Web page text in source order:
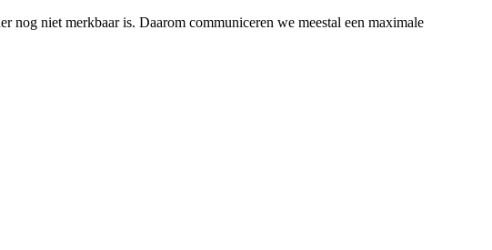
niet merkbaar is. Daarom communiceren we meestal een maximale